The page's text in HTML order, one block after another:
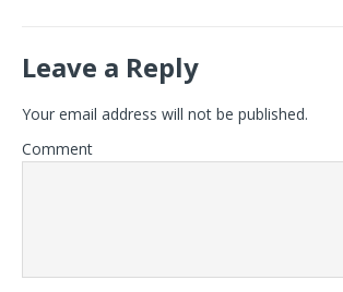
Leave a Reply
Your email address will not be published.
Comment